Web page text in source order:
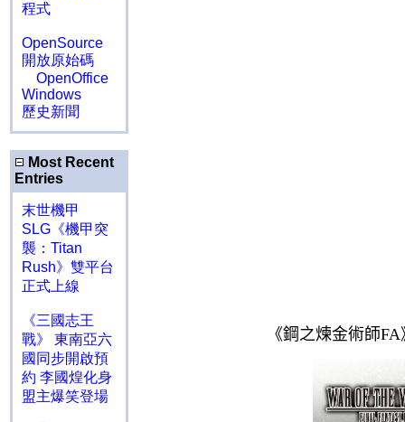
程式
OpenSource
開放原始碼
OpenOffice
Windows
歷史新聞
Most Recent
Entries
末世機甲
SLG《機甲突
襲：Titan
Rush》雙平台
正式上線
《三國志王
戰》 東南亞六
國同步開啟預
約 李國煌化身
盟主爆笑登場
《鋼之煉金術師FA